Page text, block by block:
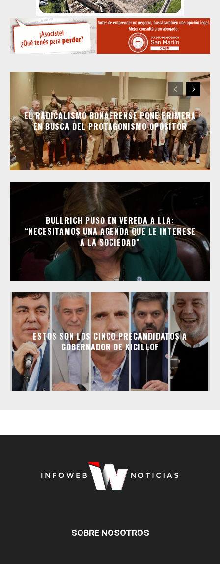
EL RADICALISMO BONAERENSE PONE PRIMERA
EN BUSCA DEL PROTAGONISMO OPOSITOR
BULLRICH PUSO EN VEREDA A LLA:
“NECESITAMOS UNA AGENDA QUE LE INTERESE
A LA SOCIEDAD”
ESTOS SON LOS CINCO PRECANDIDATOS A
GOBERNADOR DE KICILLOF
SOBRE NOSOTROS